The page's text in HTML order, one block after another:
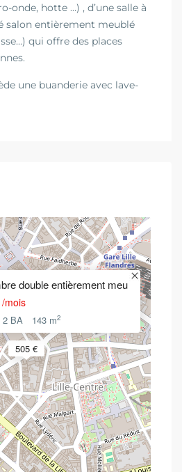
onde, hotte …) , d’une salle à
salon entièrement meublé
qui offre des places
une buanderie avec lave-
505 €
double entièrement meu
/mois
2 BA 143 m2